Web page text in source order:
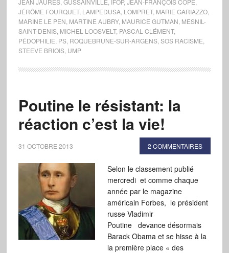
JEAN JAURÈS, GUSSAINVILLE IFOP, JEAN-FRANÇOIS COPÉ
JÉRÔME FOURQUET, LAMPEDUSA, LOMPRET, MARIE GARIAZZO,
MARINE LE PEN MARTINE AUBRY, MAURICE GUTMAN MESNIL-
SAINT-DENIS, MICHEL LOOSVELT, PASCAL CLÉMENT,
PÉDOPHILIE PS, ROQUEBRUNE-SUR-ARGENS, SOS RACISME
STEEVE BRIOIS, UMP
Poutine le résistant: la
réaction c’est la vie!
31 OCTOBRE 2013 2 COMMENTAIRES
Selon le classement publié
mercredi et comme chaque
année par le magazine
américain Forbes, le président
russe Vladimir
Poutine devance désormais
Barack Obama et se hisse à la
la première place « des